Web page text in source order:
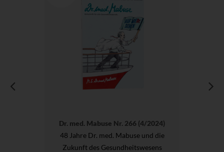
Dr. med. Mabuse Nr. 266 (4/2024)
48 Jahre Dr. med. Mabuse und die
Zukunft des Gesundheitswesens